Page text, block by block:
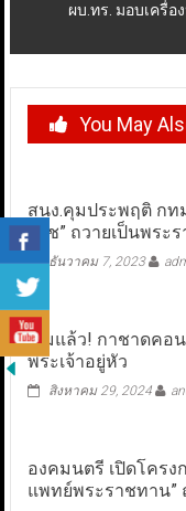
ผบ.ทร. มอบเครื่
You May
สนง.คุมประพฤติ กท
ราช” ถวายเป็นพระ
ธันวาคม 7, 2023
เริ่มแล้ว! กาชาดคอ
พระเจ้าอยู่หัว
สิงหาคม 29, 2024
องคมนตรี เปิดโคร
แพทย์พระราชทาน”